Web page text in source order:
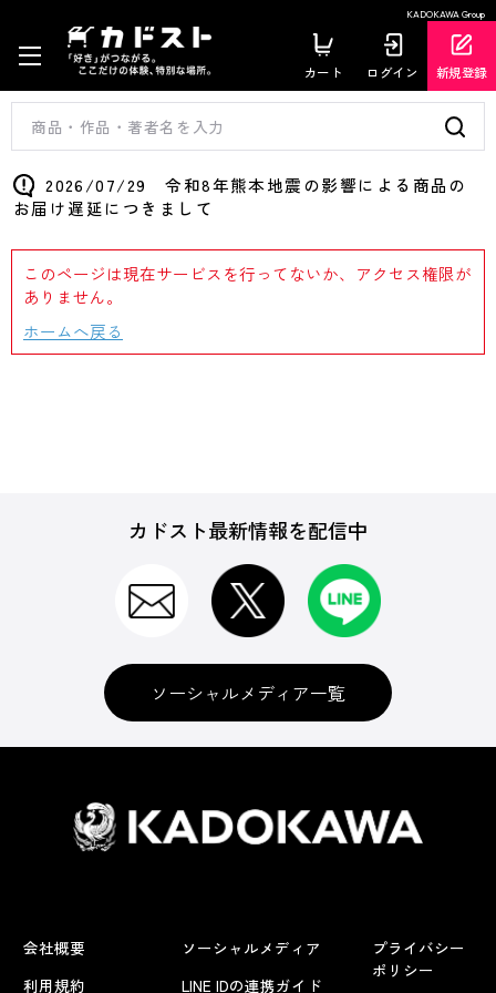
KADOKAWA Group
カート ログイン 新規登録
2026/07/29 令和8年熊本地震の影響による商品の
お届け遅延につきまして
このページは現在サービスを行ってないか、アクセス権限が
ありません。
ホームへ戻る
カドスト最新情報を配信中
ソーシャルメディア一覧
会社概要
利用規約
ソーシャルメディア
LINE IDの連携ガイド
プライバシー
ポリシー